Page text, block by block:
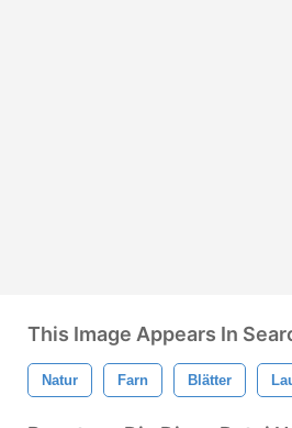
This Image Appears In
Natur Farn Blätter